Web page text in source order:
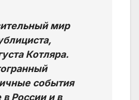
мир
Котляра.
события
России и в